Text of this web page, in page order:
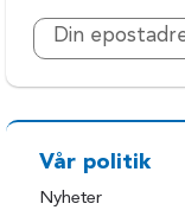
Vår politik
Nyheter